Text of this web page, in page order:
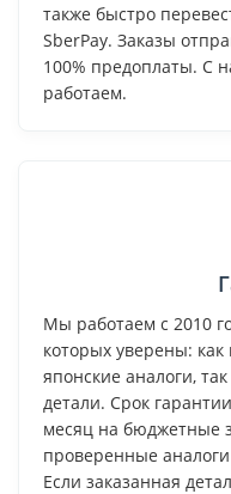
также быстро
SberPay. Заказы
100% предоплаты. С
работаем.
Мы работаем с 2010
которых уверены:
японские аналоги,
детали. Срок
месяц на бюджетные
проверенные
Если заказанная